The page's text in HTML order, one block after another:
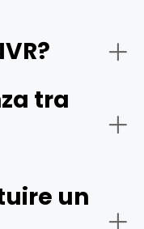
schermata:
tra
un